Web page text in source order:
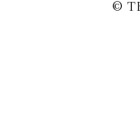
©